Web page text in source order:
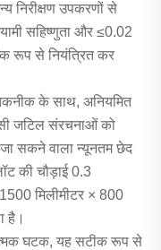
निरीक्षण उपकरणों से
सहिष्णुता और ≤0.02
रूप से नियंत्रित कर
के साथ, अनियमित
जटिल संरचनाओं को
सकने वाला न्यूनतम छेद
की चौड़ाई 0.3
मिलीमीटर × 800
है।
घटक, यह सटीक रूप से